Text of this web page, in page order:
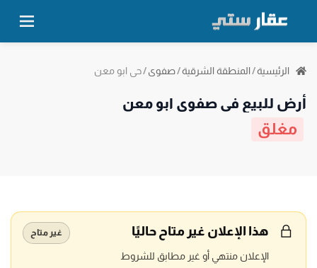
الرئيسية/المنطقة الشرقية/صفوى/حي ابو معن
أرض للبيع في صفوى ابو معن
مغلق
هذا الإعلان غير متاح حاليًا غير متاح
الإعلان منتهي أو غير مطابق للشروط